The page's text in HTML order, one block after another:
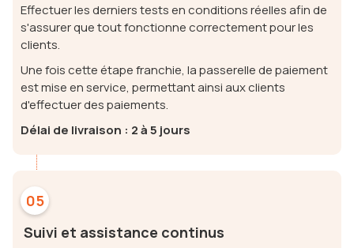
Effectuer les derniers tests en conditions réelles afin de
s'assurer que tout fonctionne correctement pour les
clients.
Une fois cette étape franchie, la passerelle de paiement
est mise en service, permettant ainsi aux clients
d'effectuer des paiements.
Délai de livraison : 2 à 5 jours
05
Suivi et assistance continus